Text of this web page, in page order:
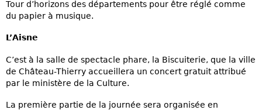
Tour d’horizons des départements pour être réglé comme
du papier à musique.
L’Aisne
C’est à la salle de spectacle phare, la Biscuiterie, que la ville
de Château-Thierry accueillera un concert gratuit attribué
par le ministère de la Culture.
La première partie de la journée sera organisée en